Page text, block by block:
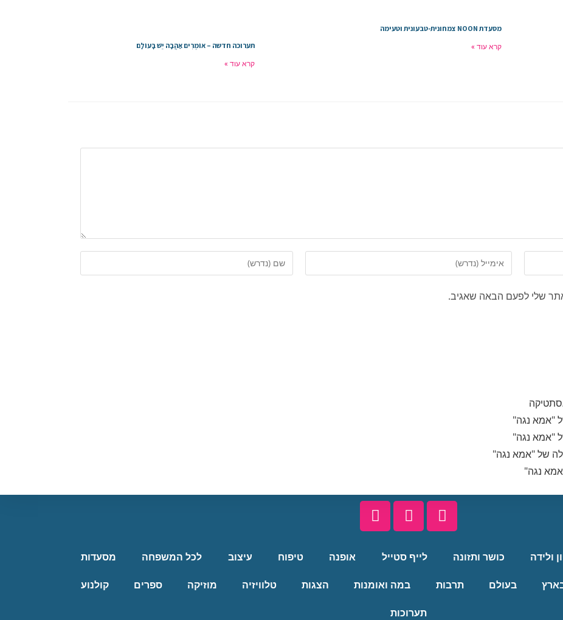
מסעדת NOON צמחונית-טבעונית וטעימה
קרא עוד » תערוכה חדשה – אוֹמְרִים אַהֲבָה יֵשׁ בָּעוֹלָם
קרא עוד »
שלי לפעם הבאה שאגיב.
"אמא נגה"
"אמא נגה"
של "אמא נגה"
נגה"
ולידה כושר ותזונה לייף סטייל אופנה טיפוח עיצוב לכל המשפחה מסעדות
בעולם תרבות במה ואומנות הצגות טלוויזיה מוזיקה ספרים קולנוע
תערוכות